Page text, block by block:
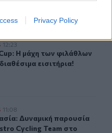
Privacy Policy
για τα διαθέσιμα
12:23
Η μάχη των φιλάθλων
Η μάχη των φιλάθλων
εισιτήρια!
της Kastro Cycling
11:08
Δυναμική παρουσία
Δυναμική παρουσία
Cycling Team στο